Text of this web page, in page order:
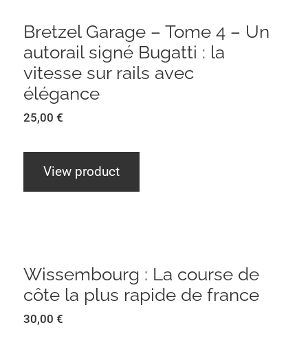
Bretzel Garage – Tome 4 – Un
autorail signé Bugatti : la
vitesse sur rails avec
élégance
25,00€
View product
Wissembourg : La course de
côte la plus rapide de france
30,00€